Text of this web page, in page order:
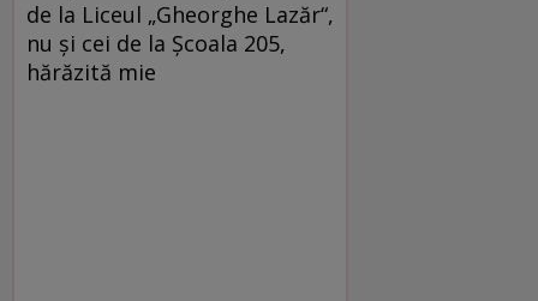
de la Liceul „Gheorghe Lazăr“,
nu şi cei de la Şcoala 205,
hărăzită mie